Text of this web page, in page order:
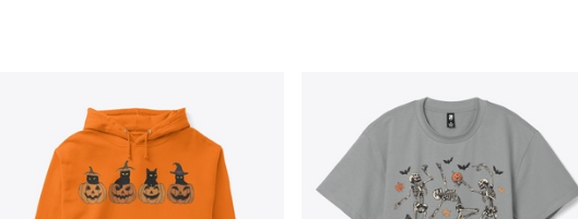
Women's Classic Tee
US$ 23,99
Comfort Colors 1717 | Classic Heavyweight T-Shirt